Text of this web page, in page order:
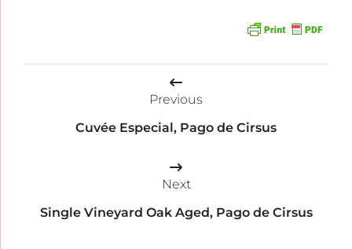
Beitragsnavigation
Previous
Cuvée Especial, Pago de Cirsus
Next
Single Vineyard Oak Aged, Pago de Cirsus